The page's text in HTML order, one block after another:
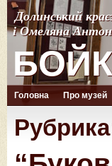
Долинський
і Омеляна
Долинський
і Омеляна
Головна Про музей